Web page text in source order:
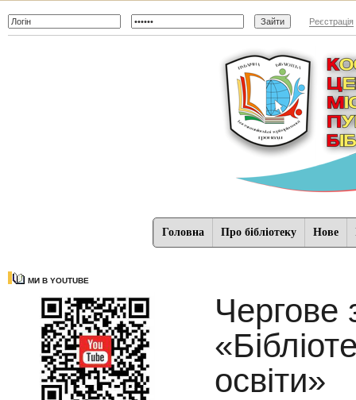
Реєстрація
Головна Про бібліотеку Нове
МИ В YOUTUBE
Чергове
освіти»